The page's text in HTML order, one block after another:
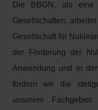
Die BBGN, als eine
Gesellschaften,
Gesellschaft für
der Förderung der
Anwendung und in
fördern wir die
unserem